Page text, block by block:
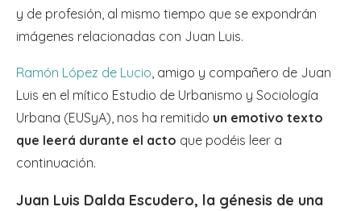
y de profesión, al mismo tiempo que se expondrán
imágenes relacionadas con Juan Luis.
Ramón López de Lucio , amigo y compañero de Juan
Luis en el mítico Estudio de Urbanismo y Sociología
Urbana (EUSyA), nos ha remitido un emotivo texto
que leerá durante el acto que podéis leer a
continuación.
Juan Luis Dalda Escudero, la génesis de una